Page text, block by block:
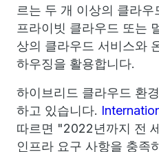
르는 두 개 이상의 클라
프라이빗 클라우드 또는
상의 클라우드 서비스와
하우징을 활용합니다.
하이브리드 클라우드 환
하고 있습니다.
따르면 "2022년까지 전
인프라 요구 사항을 충족